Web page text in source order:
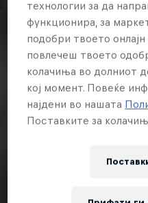
технологии за да
функционира, за
подобри твоето
повлечеш твоето
колачиња во долниот
кој момент. Повеќе
најдени во нашата
Поставките за